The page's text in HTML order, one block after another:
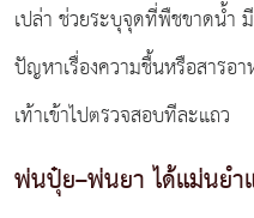
เปล่า ช่วยระบุจุดที่พืชขาดน้
ปัญหาเรื่องความชื้นหรือสารอา
เท้าเข้าไปตรวจสอบทีละแถว
พ่นปุ๋ย–พ่นยา ได้แม่นย